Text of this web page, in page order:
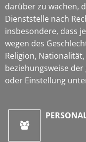
darüber zu wachen,
Dienststelle nach
insbesondere, dass
wegen des
Religion,
beziehungsweise
oder Einstellung